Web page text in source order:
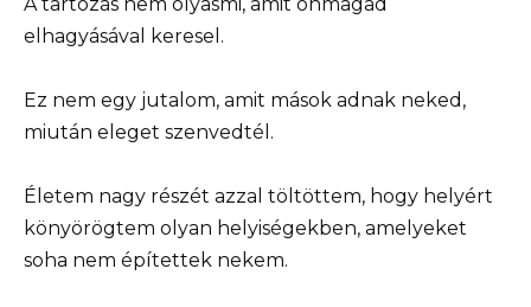
elhagyásával keresel.
Ez nem egy jutalom, amit mások adnak neked,
miután eleget szenvedtél.
Életem nagy részét azzal töltöttem, hogy helyért
könyörögtem olyan helyiségekben, amelyeket
soha nem építettek nekem.